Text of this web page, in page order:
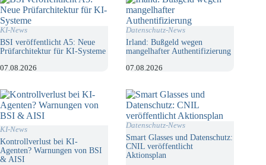
KI-News
BSI veröffentlicht A5: Neue
Prüfarchitektur für KI-Systeme
07.08.2026
Datenschutz-News
Irland: Bußgeld wegen
mangelhafter Authentifizierung
07.08.2026
KI-News
Kontrollverlust bei KI-
Agenten? Warnungen von BSI
& AISI
Datenschutz-News
Smart Glasses und Datenschutz:
CNIL veröffentlicht
Aktionsplan